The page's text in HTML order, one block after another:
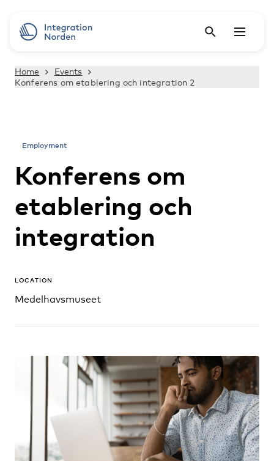
Home
Events
Konferens om etablering och integration 2
Employment
Konferens om
etablering och
integration
LOCATION
Medelhavsmuseet